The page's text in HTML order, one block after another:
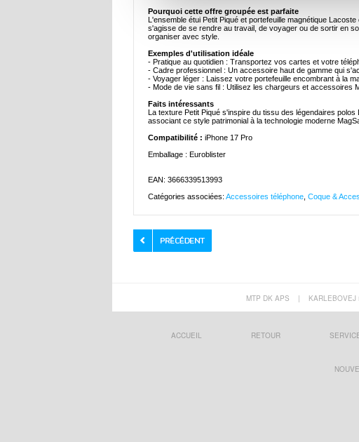
Pourquoi cette offre groupée est parfaite
L'ensemble étui Petit Piqué et portefeuille magnétique
s'agisse de se rendre au travail, de voyager ou de sortir en
organiser avec style.
Exemples d'utilisation idéale
- Pratique au quotidien : Transportez vos cartes et votre
- Cadre professionnel : Un accessoire haut de gamme qui
- Voyager léger : Laissez votre portefeuille encombrant à la
- Mode de vie sans fil : Utilisez les chargeurs et accessoires
Faits intéressants
La texture Petit Piqué s'inspire du tissu des légendaires
associant ce style patrimonial à la technologie moderne
Compatibilité : iPhone 17 Pro
Emballage : Euroblister
EAN: 3666339513993
Catégories associées: Accessoires téléphone Coque &
MTP DK APS | KARLEBOVEJ
ACCUEIL RETOUR